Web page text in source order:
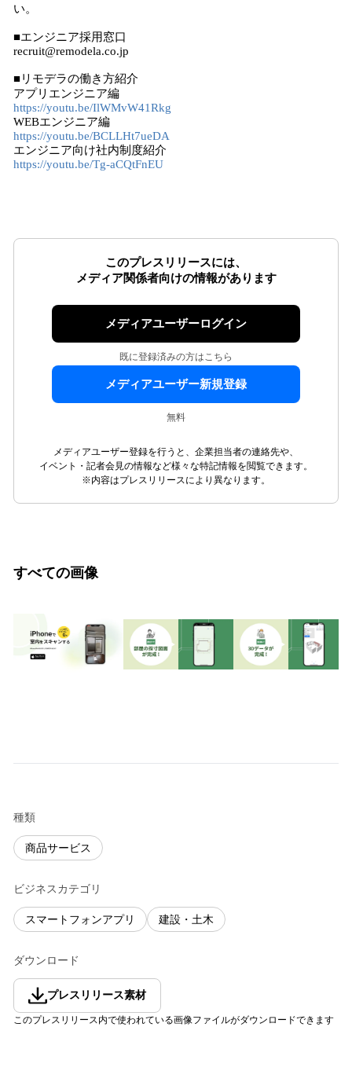
い。
■エンジニア採用窓口
recruit@remodela.co.jp
■リモデラの働き方紹介
アプリエンジニア編
https://youtu.be/IlWMvW41Rkg
WEBエンジニア編
https://youtu.be/BCLLHt7ueDA
エンジニア向け社内制度紹介
https://youtu.be/Tg-aCQtFnEU
このプレスリリースには、
メディア関係者向けの情報があります
メディアユーザーログイン
既に登録済みの方はこちら
メディアユーザー新規登録
無料
メディアユーザー登録を行うと、企業担当者の連絡先や、
イベント・記者会見の情報など様々な特記情報を閲覧できます。
※内容はプレスリリースにより異なります。
すべての画像
種類
商品サービス
ビジネスカテゴリ
スマートフォンアプリ 建設・土木
ダウンロード
プレスリリース素材
このプレスリリース内で使われている画像ファイルがダウンロードできます